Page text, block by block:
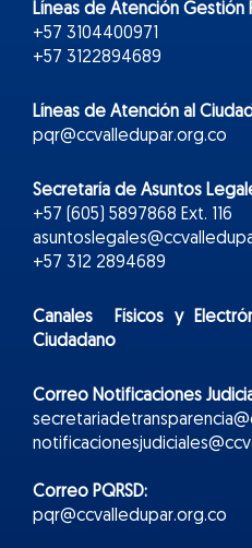
Líneas de Atención Gestión
+57 3104400971
+57 3122894689
Líneas de Atención al
pqr@ccvalledupar.org.co
Secretaría de Asuntos
+57 (605) 5897868 Ext. 116
+57 312 2894689
Canales Físicos yElectr
Ciudadano
Correo Notificaciones
Correo PQRSD:
pqr@ccvalledupar.org.co